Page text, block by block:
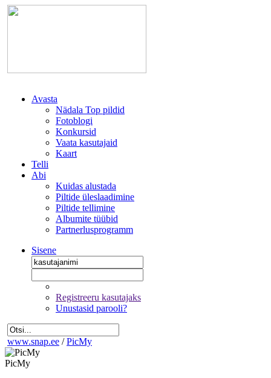
Avasta
Nädala Top pildid
Fotoblogi
Konkursid
Vaata kasutajaid
Kaart
Telli
Abi
Kuidas alustada
Piltide üleslaadimine
Piltide tellimine
Albumite tüübid
Partnerlusprogramm
Sisene
Registreeru kasutajaks
Unustasid parooli?
www.snap.ee / PicMy
PicMy